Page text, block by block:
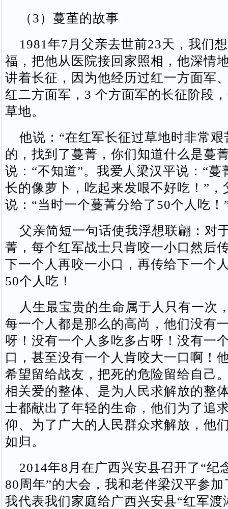
（3）蔓堇的故事
1981年7月父亲去世前23天，我们
福，把他从医院接回家照相，他深情
讲着长征，因为他经历过红一方面军
红二方面军，3 个方面军的长征阶段
草地。
他说：“在红军长征过草地时非常艰
的，找到了蔓菁，你们知道什么是蔓
说：“不知道”。我爱人梁汉平说：“蔓
长的像萝卜，吃起来发哏不好吃！”，
说：“当时一个蔓菁分给了50个人吃！
父亲简短一句话使我浮想联翩：对
菁，每个红军战士只肯咬一小口然后
下一个人再咬一小口，再传给下一个
50个人吃！
人生最宝贵的生命属于人只有一次
每一个人都是那么的高尚，他们没有
呀！没有一个人多吃多占呀！没有一
口，甚至没有一个人肯咬大一口啊！
希望留给战友，把死的危险留给自己
相关爱的整体、是为人民求解放的整
士都献出了年轻的生命，他们为了追
仰、为了广大的人民群众求解放，他
如归。
2014年8月在广西兴安县召开了“纪
80周年”的大会，我和老伴梁汉平参
我代表我们家庭给广西兴安县“红军渡